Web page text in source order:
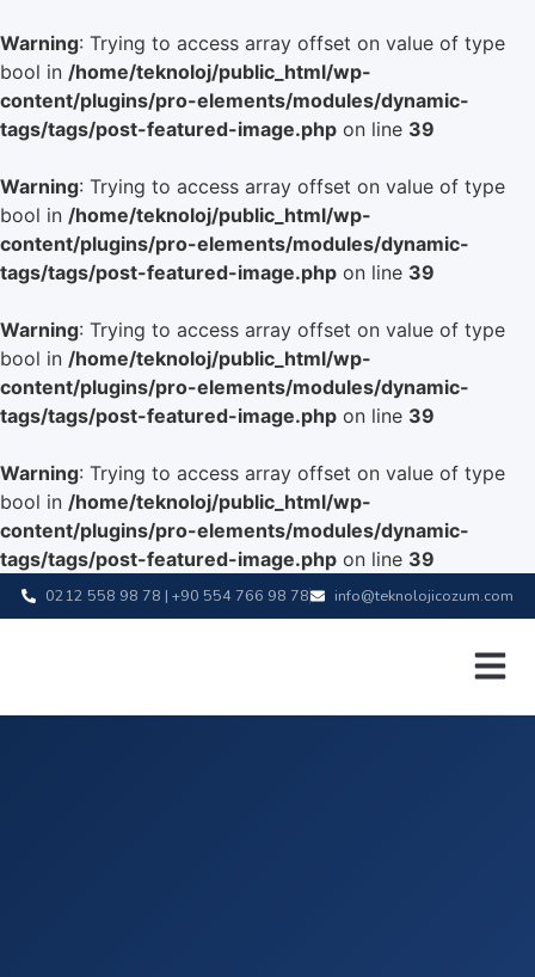
Warning: Trying to access array offset on value of type
bool in /home/teknoloj/public_html/wp-
content/plugins/pro-elements/modules/dynamic-
tags/tags/post-featured-image.php on line 39
Warning: Trying to access array offset on value of type
bool in /home/teknoloj/public_html/wp-
content/plugins/pro-elements/modules/dynamic-
tags/tags/post-featured-image.php on line 39
Warning: Trying to access array offset on value of type
bool in /home/teknoloj/public_html/wp-
content/plugins/pro-elements/modules/dynamic-
tags/tags/post-featured-image.php on line 39
Warning: Trying to access array offset on value of type
bool in /home/teknoloj/public_html/wp-
content/plugins/pro-elements/modules/dynamic-
tags/tags/post-featured-image.php on line 39
0212 558 98 78 | +90 554 766 98 78 info@teknolojicozum.com